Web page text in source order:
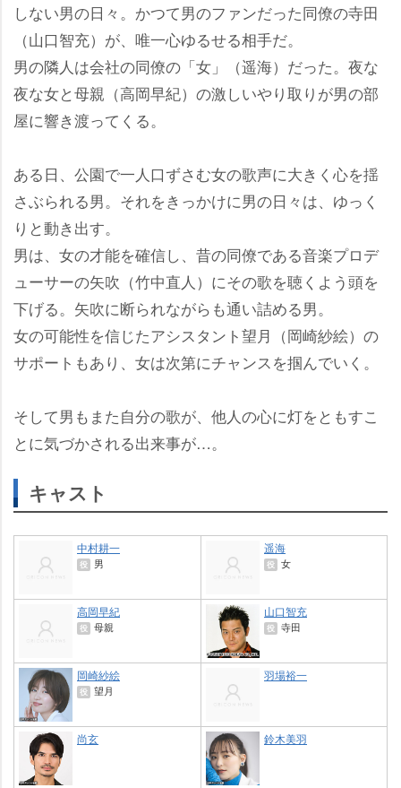
しない男の日々。かつて男のファンだった同僚の寺田
（山口智充）が、唯一心ゆるせる相手だ。
男の隣人は会社の同僚の「女」（遥海）だった。夜な
夜な女と母親（高岡早紀）の激しいやり取りが男の部
屋に響き渡ってくる。
ある日、公園で一人口ずさむ女の歌声に大きく心を揺
さぶられる男。それをきっかけに男の日々は、ゆっく
りと動き出す。
男は、女の才能を確信し、昔の同僚である音楽プロデ
ューサーの矢吹（竹中直人）にその歌を聴くよう頭を
下げる。矢吹に断られながらも通い詰める男。
女の可能性を信じたアシスタント望月（岡崎紗絵）の
サポートもあり、女は次第にチャンスを掴んでいく。
そして男もまた自分の歌が、他人の心に灯をともすこ
とに気づかされる出来事が…。
キャスト
中村耕一
役 男
遥海
役 女
高岡早紀
役 母親
山口智充
役 寺田
岡崎紗絵
役 望月
羽場裕一
尚玄 鈴木美羽